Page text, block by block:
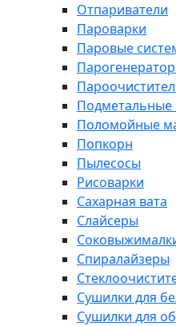
Отпариватели
Пароварки
Паровые
Поломойные
Попкорн
Пылесосы
Рисоварки
Сахарная вата
Слайсеры
Спиралайзеры
Сушилки для
Сушилки для